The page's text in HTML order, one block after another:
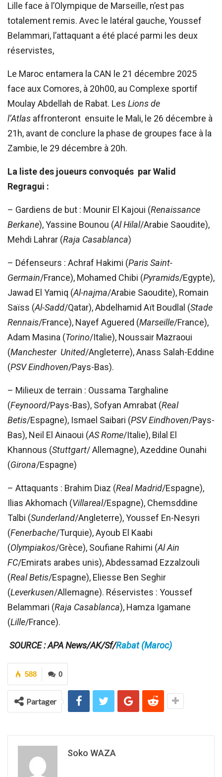
Lille face à l’Olympique de Marseille, n’est pas
totalement remis. Avec le latéral gauche, Youssef
Belammari, l’attaquant a été placé parmi les deux
réservistes,
Le Maroc entamera la CAN le 21 décembre 2025
face aux Comores, à 20h00, au Complexe sportif
Moulay Abdellah de Rabat. Les Lions de
l’Atlas affronteront ensuite le Mali, le 26 décembre à
21h, avant de conclure la phase de groupes face à la
Zambie, le 29 décembre à 20h.
La liste des joueurs convoqués par Walid
Regragui :
– Gardiens de but : Mounir El Kajoui (Renaissance
Berkane), Yassine Bounou (Al Hilal/Arabie Saoudite),
Mehdi Lahrar (Raja Casablanca)
– Défenseurs : Achraf Hakimi (Paris Saint-
Germain/France), Mohamed Chibi (Pyramids/Egypte),
Jawad El Yamiq (Al-najma/Arabie Saoudite), Romain
Saïss (Al-Sadd/Qatar), Abdelhamid Aït Boudlal (Stade
Rennais/France), Nayef Aguered (Marseille/France),
Adam Masina (Torino/Italie), Noussair Mazraoui
(Manchester United/Angleterre), Anass Salah-Eddine
(PSV Eindhoven/Pays-Bas).
– Milieux de terrain : Oussama Targhaline
(Feynoord/Pays-Bas), Sofyan Amrabat (Real
Betis/Espagne), Ismael Saibari (PSV Eindhoven/Pays-
Bas), Neil El Ainaoui (AS Rome/Italie), Bilal El
Khannous (Stuttgart/ Allemagne), Azeddine Ounahi
(Girona/Espagne)
– Attaquants : Brahim Diaz (Real Madrid/Espagne),
Ilias Akhomach (Villareal/Espagne), Chemsddine
Talbi (Sunderland/Angleterre), Youssef En-Nesyri
(Fenerbache/Turquie), Ayoub El Kaabi
(Olympiakos/Grèce), Soufiane Rahimi (Al Ain
FC/Emirats arabes unis), Abdessamad Ezzalzouli
(Real Betis/Espagne), Eliesse Ben Seghir
(Leverkusen/Allemagne). Réservistes : Youssef
Belammari (Raja Casablanca), Hamza Igamane
(Lille/France).
SOURCE : APA News/AK/Sf/Rabat (Maroc)
0
588
Partager
Soko WAZA